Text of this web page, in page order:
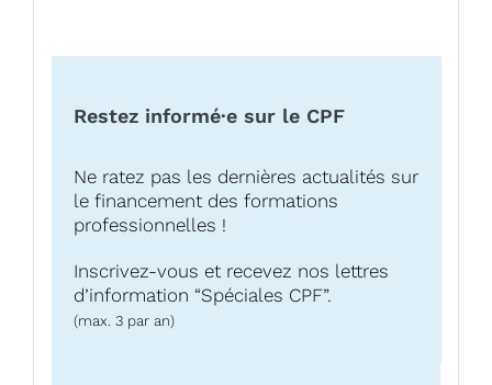
Restez informé·e sur le CPF
Ne ratez pas les dernières actualités sur
le financement des formations
professionnelles !
Inscrivez-vous et recevez nos lettres
d’information “Spéciales CPF”.
(max. 3 par an)